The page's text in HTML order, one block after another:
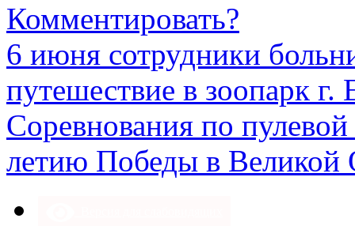
Комментировать?
6 июня сотрудники
путешествие в зоопарк г.
Соревнования по
летию Победы в Великой